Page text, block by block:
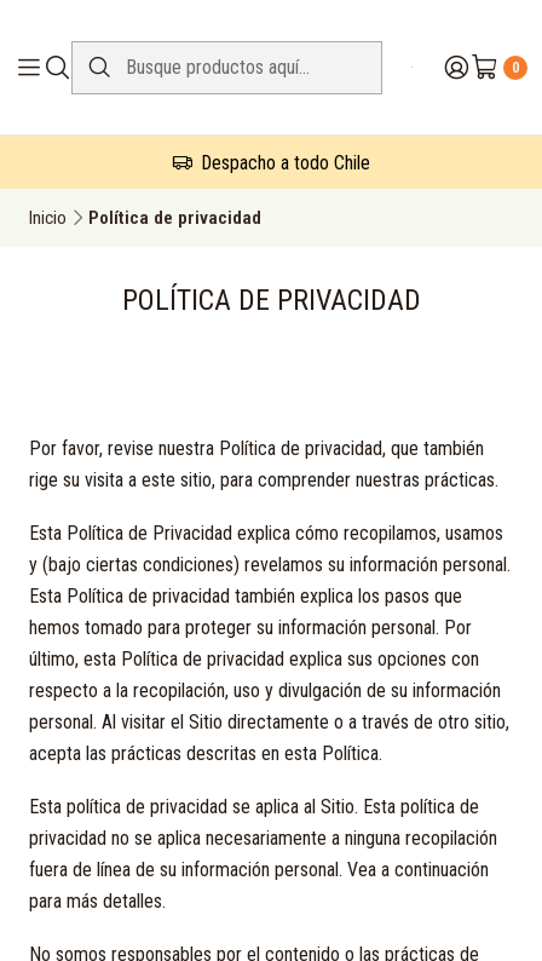
0
Despacho a todo Chile
Inicio Política de privacidad
POLÍTICA DE PRIVACIDAD
Por favor, revise nuestra Política de privacidad, que también
rige su visita a este sitio, para comprender nuestras prácticas.
Esta Política de Privacidad explica cómo recopilamos, usamos
y (bajo ciertas condiciones) revelamos su información personal.
Esta Política de privacidad también explica los pasos que
hemos tomado para proteger su información personal. Por
último, esta Política de privacidad explica sus opciones con
respecto a la recopilación, uso y divulgación de su información
personal. Al visitar el Sitio directamente o a través de otro sitio,
acepta las prácticas descritas en esta Política.
Esta política de privacidad se aplica al Sitio. Esta política de
privacidad no se aplica necesariamente a ninguna recopilación
fuera de línea de su información personal. Vea a continuación
para más detalles.
No somos responsables por el contenido o las prácticas de